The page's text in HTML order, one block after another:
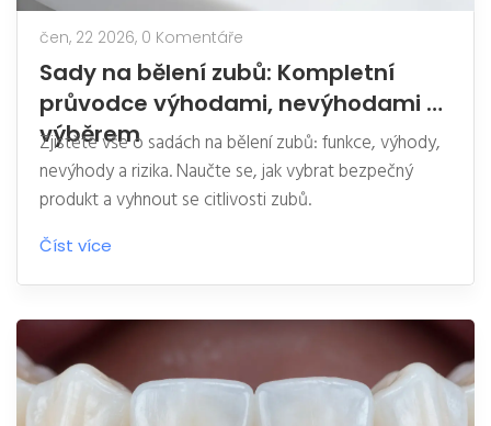
čen, 22 2026, 0 Komentáře
Sady na bělení zubů: Kompletní
průvodce výhodami, nevýhodami a
výběrem
Zjistěte vše o sadách na bělení zubů: funkce, výhody,
nevýhody a rizika. Naučte se, jak vybrat bezpečný
produkt a vyhnout se citlivosti zubů.
Číst více